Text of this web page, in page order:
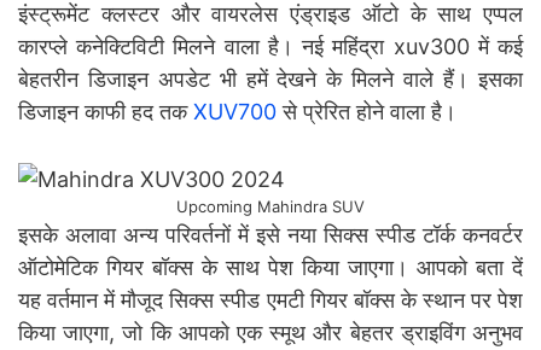
इंस्ट्रूमेंट क्लस्टर और वायरलेस एंड्राइड ऑटो के साथ एप्पल
कारप्ले कनेक्टिविटी मिलने वाला है। नई महिंद्रा xuv300 में कई
बेहतरीन डिजाइन अपडेट भी हमें देखने के मिलने वाले हैं। इसका
डिजाइन काफी हद तकXUV700से प्रेरित होने वाला है।
Upcoming Mahindra SUV
इसके अलावा अन्य परिवर्तनों में इसे नया सिक्स स्पीड टॉर्क कनवर्टर
ऑटोमेटिक गियर बॉक्स के साथ पेश किया जाएगा। आपको बता दें
यह वर्तमान में मौजूद सिक्स स्पीड एमटी गियर बॉक्स के स्थान पर पेश
किया जाएगा, जो कि आपको एक स्मूथ और बेहतर ड्राइविंग अनुभव